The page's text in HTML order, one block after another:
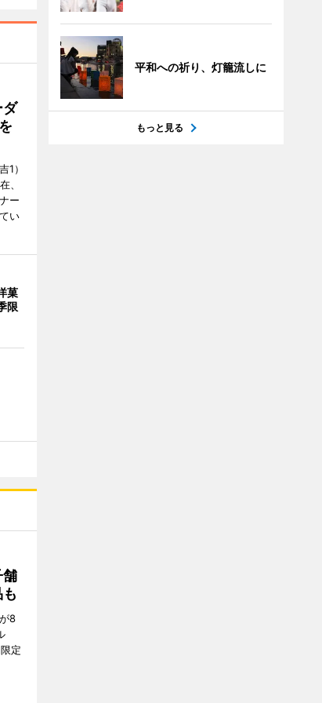
1）
、
ー
い
菓
限
8
定
平和への祈り、灯籠流しに
もっと見る